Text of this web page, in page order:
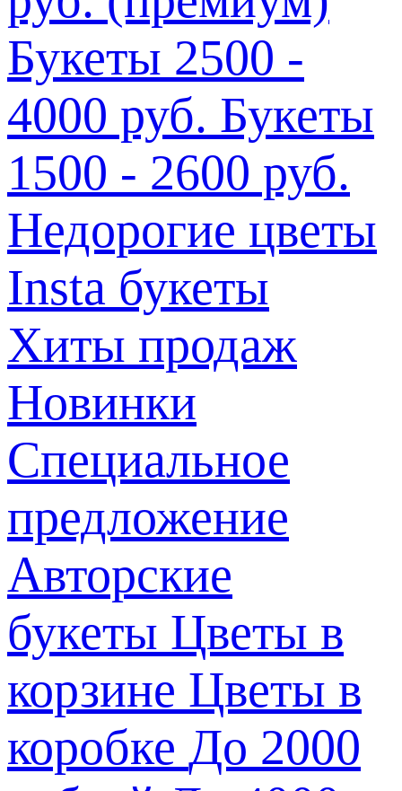
Букеты 2500 -
4000 руб. Букеты
1500 - 2600 руб.
Недорогие цветы
Insta букеты
Хиты продаж
Новинки
Специальное
предложение
Авторские
букеты Цветы в
корзине Цветы в
коробке До 2000